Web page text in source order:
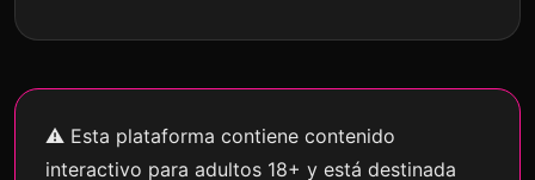
⚠ Esta plataforma contiene contenido
interactivo para adultos 18+ y está destinada